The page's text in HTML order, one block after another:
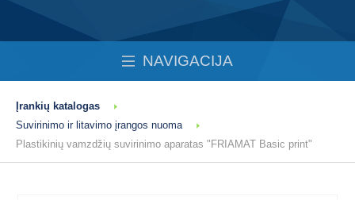
NAVIGACIJA
Įrankių katalogas
Suvirinimo ir litavimo įrangos nuoma
Plastikinių vamzdžių suvirinimo aparatas "FRIAMAT Basic print"